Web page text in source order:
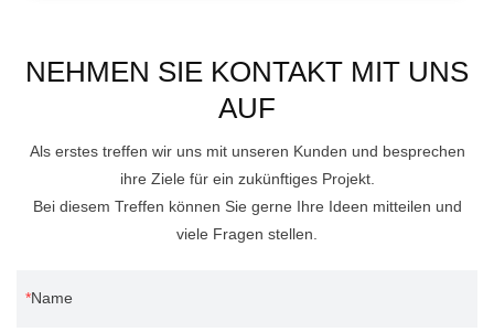
NEHMEN SIE KONTAKT MIT UNS
AUF
Als erstes treffen wir uns mit unseren Kunden und besprechen
ihre Ziele für ein zukünftiges Projekt.
Bei diesem Treffen können Sie gerne Ihre Ideen mitteilen und
viele Fragen stellen.
Name